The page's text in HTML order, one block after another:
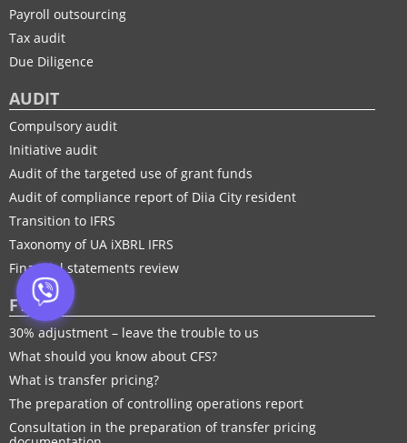
Payroll outsourcing
Tax audit
Due Diligence
AUDIT
Compulsory audit
Initiative audit
Audit of the targeted use of grant funds
Audit of compliance report of Diia City resident
Transition to IFRS
Taxonomy of UA іXBRL IFRS
Financial statements review
FTP
30% adjustment – leave the trouble to us
What should you know about CFS?
What is transfer pricing?
The preparation of controlling operations report
Consultation in the preparation of transfer pricing